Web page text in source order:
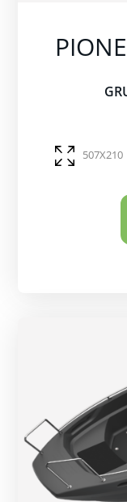
507X210